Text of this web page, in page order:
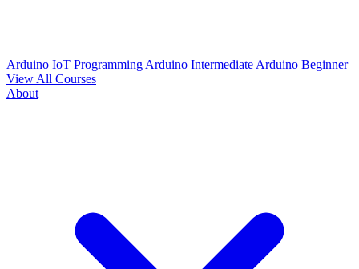
Arduino IoT Programming Arduino Intermediate Arduino Beginner
View All Courses
About